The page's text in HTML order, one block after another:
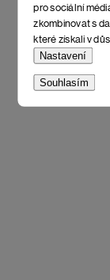
pro sociální
zkombinovat s
které získali v
Nastavení
Souhlasím